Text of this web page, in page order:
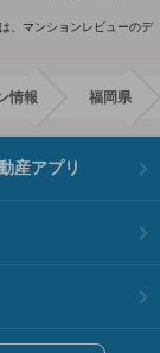
、マンションレビューのデ
情報 福岡県
産アプリ